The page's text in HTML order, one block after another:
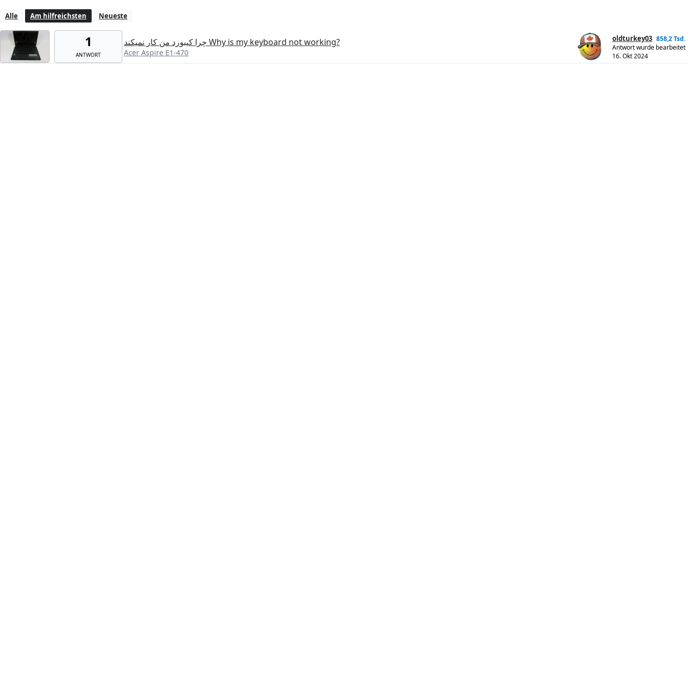
Alle Am hilfreichsten Neueste
1
ANTWORT
چرا کیبورد من کار نمیکند Why is my keyboard not working?
Acer Aspire E1-470
oldturkey03 858,2 Tsd.
Antwort wurde bearbeitet
16. Okt 2024